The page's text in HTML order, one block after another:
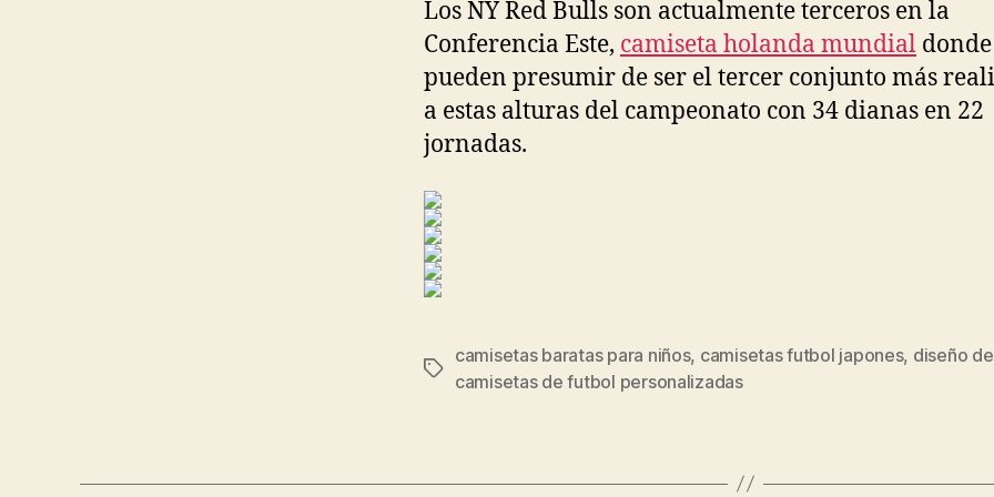
Los NY Red Bulls son actualmente terceros en la
Conferencia Este, camiseta holanda mundial donde
pueden presumir de ser el tercer conjunto más
a estas alturas del campeonato con 34 dianas en 22
jornadas.
Etiquetas
camisetas baratas para niños, camisetas futbol japones, diseño de
camisetas de futbol personalizadas